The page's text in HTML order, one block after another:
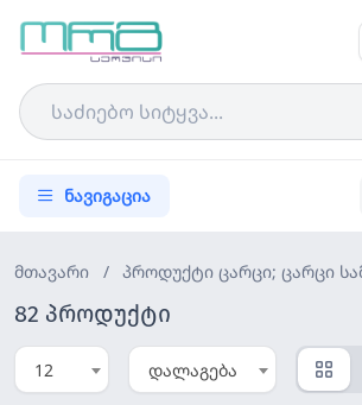
ნავიგაცია
მთავარი / პროდუქტი ცარცი; ცარცი
82 პროდუქტი
12 დალაგება